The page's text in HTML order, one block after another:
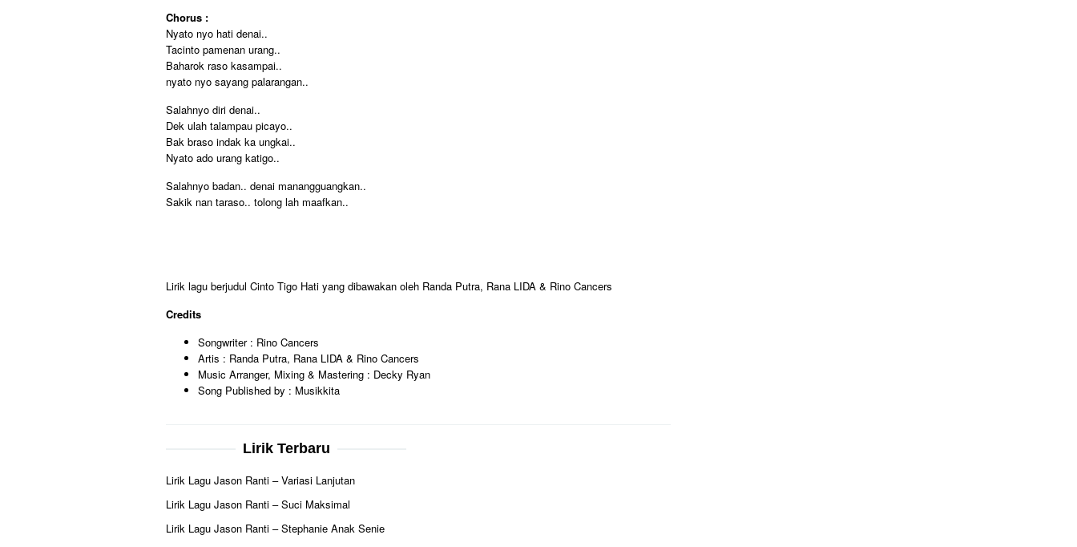
Chorus :
Nyato nyo hati denai..
Tacinto pamenan urang..
Baharok raso kasampai..
nyato nyo sayang palarangan..
Salahnyo diri denai..
Dek ulah talampau picayo..
Bak braso indak ka ungkai..
Nyato ado urang katigo..
Salahnyo badan.. denai manangguangkan..
Sakik nan taraso.. tolong lah maafkan..
Lirik lagu berjudul Cinto Tigo Hati yang dibawakan oleh Randa Putra, Rana LIDA & Rino Cancers
Credits
Songwriter : Rino Cancers
Artis : Randa Putra, Rana LIDA & Rino Cancers
Music Arranger, Mixing & Mastering : Decky Ryan
Song Published by : Musikkita
Lirik Terbaru
Lirik Lagu Jason Ranti – Variasi Lanjutan
Lirik Lagu Jason Ranti – Suci Maksimal
Lirik Lagu Jason Ranti – Stephanie Anak Senie